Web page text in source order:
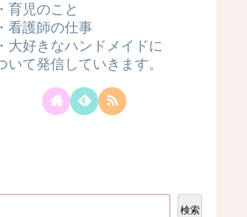
・育児のこと
・看護師の仕事
・大好きなハンドメイドに
いて発信していきます。
検索